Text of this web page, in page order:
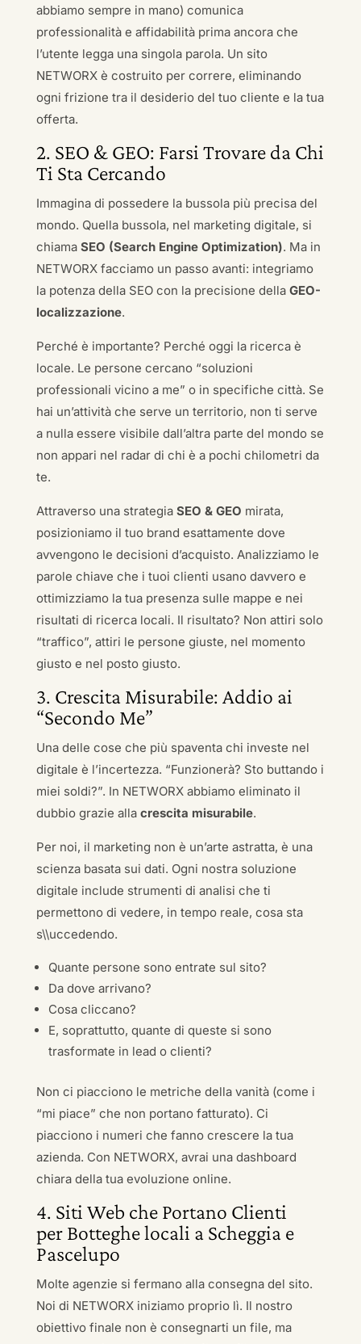
abbiamo sempre in mano) comunica
professionalità e affidabilità prima ancora che
l’utente legga una singola parola. Un sito
NETWORX è costruito per correre, eliminando
ogni frizione tra il desiderio del tuo cliente e la tua
offerta.
2. SEO & GEO: Farsi Trovare da Chi
Ti Sta Cercando
Immagina di possedere la bussola più precisa del
mondo. Quella bussola, nel marketing digitale, si
chiama SEO (Search Engine Optimization). Ma in
NETWORX facciamo un passo avanti: integriamo
la potenza della SEO con la precisione della GEO-
localizzazione.
Perché è importante? Perché oggi la ricerca è
locale. Le persone cercano “soluzioni
professionali vicino a me” o in specifiche città. Se
hai un’attività che serve un territorio, non ti serve
a nulla essere visibile dall’altra parte del mondo se
non appari nel radar di chi è a pochi chilometri da
te.
Attraverso una strategia SEO & GEO mirata,
posizioniamo il tuo brand esattamente dove
avvengono le decisioni d’acquisto. Analizziamo le
parole chiave che i tuoi clienti usano davvero e
ottimizziamo la tua presenza sulle mappe e nei
risultati di ricerca locali. Il risultato? Non attiri solo
“traffico”, attiri le persone giuste, nel momento
giusto e nel posto giusto.
3. Crescita Misurabile: Addio ai
“Secondo Me”
Una delle cose che più spaventa chi investe nel
digitale è l’incertezza. “Funzionerà? Sto buttando i
miei soldi?”. In NETWORX abbiamo eliminato il
dubbio grazie alla crescita misurabile.
Per noi, il marketing non è un’arte astratta, è una
scienza basata sui dati. Ogni nostra soluzione
digitale include strumenti di analisi che ti
permettono di vedere, in tempo reale, cosa sta
s\\uccedendo.
Quante persone sono entrate sul sito?
Da dove arrivano?
Cosa cliccano?
E, soprattutto, quante di queste si sono
trasformate in lead o clienti?
Non ci piacciono le metriche della vanità (come i
“mi piace” che non portano fatturato). Ci
piacciono i numeri che fanno crescere la tua
azienda. Con NETWORX, avrai una dashboard
chiara della tua evoluzione online.
4. Siti Web che Portano Clienti
per Botteghe locali a Scheggia e
Pascelupo
Molte agenzie si fermano alla consegna del sito.
Noi di NETWORX iniziamo proprio lì. Il nostro
obiettivo finale non è consegnarti un file, ma